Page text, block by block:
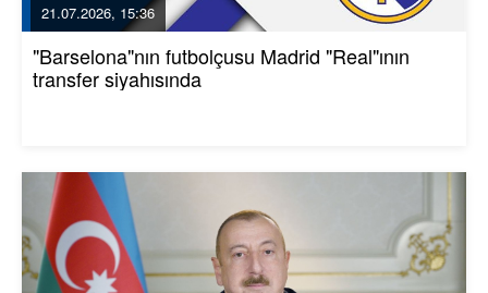
21.07.2026, 15:36
"Barselona"nın futbolçusu Madrid "Real"ının
transfer siyahısında